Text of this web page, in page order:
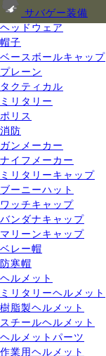
サバゲー装備
ヘッドウェア
帽子
ベースボールキャップ
プレーン
タクティカル
ミリタリー
ポリス
消防
ガンメーカー
ナイフメーカー
ミリタリーキャップ
ブーニーハット
ワッチキャップ
バンダナキャップ
マリーンキャップ
ベレー帽
防寒帽
ヘルメット
ミリタリーヘルメット
樹脂製ヘルメット
スチールヘルメット
ヘルメットパーツ
作業用ヘルメット